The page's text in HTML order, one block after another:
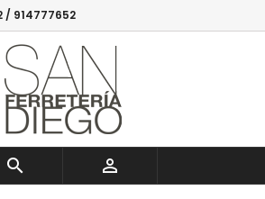
/ 914777652
 